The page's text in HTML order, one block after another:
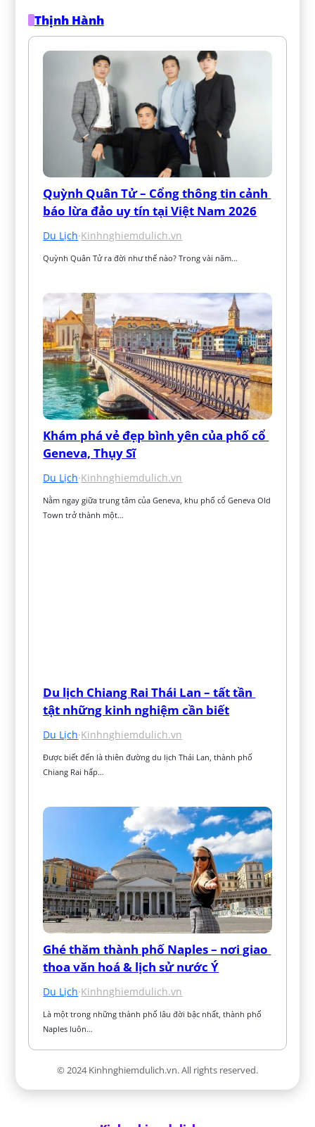
Thịnh Hành
Quỳnh Quân Tử – Cổng thông tin cảnh
báo lừa đảo uy tín tại Việt Nam 2026
Du Lịch·Kinhnghiemdulich.vn
Quỳnh Quân Tử ra đời như thế nào? Trong vài năm…
Khám phá vẻ đẹp bình yên của phố cổ
Geneva, Thụy Sĩ
Du Lịch·Kinhnghiemdulich.vn
Nằm ngay giữa trung tâm của Geneva, khu phố cổ Geneva Old
Town trở thành một…
Du lịch Chiang Rai Thái Lan – tất tần
tật những kinh nghiệm cần biết
Du Lịch·Kinhnghiemdulich.vn
Được biết đến là thiên đường du lịch Thái Lan, thành phố
Chiang Rai hấp…
Ghé thăm thành phố Naples – nơi giao
thoa văn hoá & lịch sử nước Ý
Du Lịch·Kinhnghiemdulich.vn
Là một trong những thành phố lâu đời bậc nhất, thành phố
Naples luôn…
© 2024 Kinhnghiemdulich.vn. All rights reserved.